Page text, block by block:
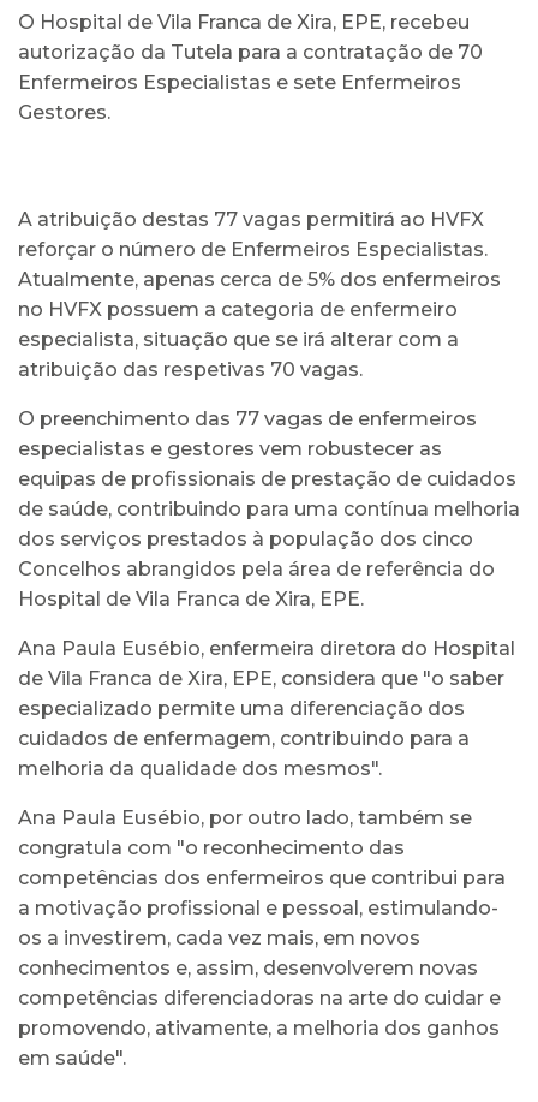
O Hospital de Vila Franca de Xira, EPE, recebeu
autorização da Tutela para a contratação de 70
Enfermeiros Especialistas e sete Enfermeiros
Gestores.
A atribuição destas 77 vagas permitirá ao HVFX
reforçar o número de Enfermeiros Especialistas.
Atualmente, apenas cerca de 5% dos enfermeiros
no HVFX possuem a categoria de enfermeiro
especialista, situação que se irá alterar com a
atribuição das respetivas 70 vagas.
O preenchimento das 77 vagas de enfermeiros
especialistas e gestores vem robustecer as
equipas de profissionais de prestação de cuidados
de saúde, contribuindo para uma contínua melhoria
dos serviços prestados à população dos cinco
Concelhos abrangidos pela área de referência do
Hospital de Vila Franca de Xira, EPE.
Ana Paula Eusébio, enfermeira diretora do Hospital
de Vila Franca de Xira, EPE, considera que "o saber
especializado permite uma diferenciação dos
cuidados de enfermagem, contribuindo para a
melhoria da qualidade dos mesmos".
Ana Paula Eusébio, por outro lado, também se
congratula com "o reconhecimento das
competências dos enfermeiros que contribui para
a motivação profissional e pessoal, estimulando-
os a investirem, cada vez mais, em novos
conhecimentos e, assim, desenvolverem novas
competências diferenciadoras na arte do cuidar e
promovendo, ativamente, a melhoria dos ganhos
em saúde".